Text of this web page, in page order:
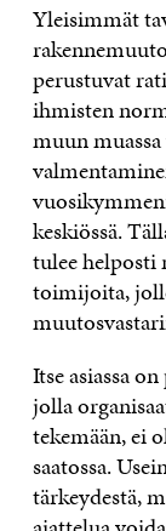
Yleisimmät
perustuvat
ihmisten
muun
keskiössä. Tä
tulee helposti
toimijoita,
Itse asiassa
jolla
tekemään, ei
saatossa.
tärkeydestä,